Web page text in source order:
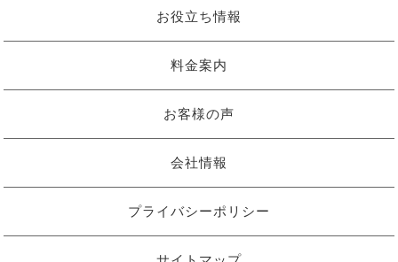
お役立ち情報
料金案内
お客様の声
会社情報
プライバシーポリシー